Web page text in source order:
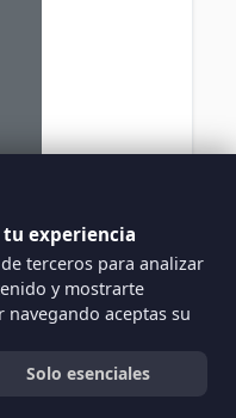
Jul 12, 2022
tu experiencia
terceros para analizar
y mostrarte
aceptas su
Solo esenciales